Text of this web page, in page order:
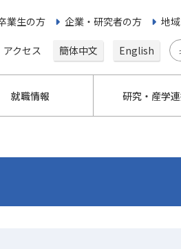
業生の方 企業・研究者の方 地
アクセス 簡体中文 English
就職情報 研究・産学